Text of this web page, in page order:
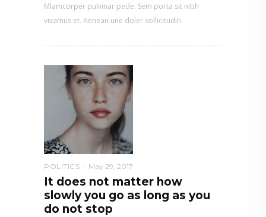
Mlamcorper pulvinar pede. Sem porta sit nibh
vivamus et. Aenean une doler sollicitudin.
POLITICS May 29, 2017
It does not matter how
slowly you go as long as you
do not stop